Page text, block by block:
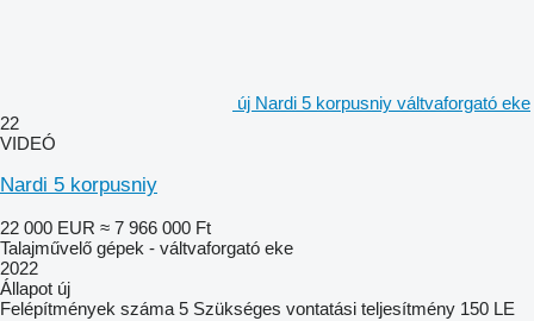
új Nardi 5 korpusniy váltvaforgató eke
22
VIDEÓ
Nardi 5 korpusniy
22 000 EUR ≈ 7 966 000 Ft
Talajművelő gépek - váltvaforgató eke
2022
Állapot új
Felépítmények száma 5 Szükséges vontatási teljesítmény 150 LE